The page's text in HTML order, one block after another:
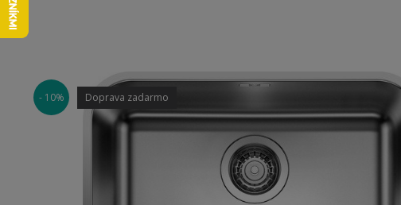
- 10% Doprava zadarmo